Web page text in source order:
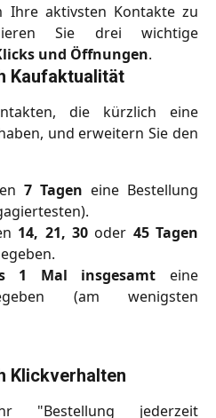
Ihre aktivsten Kontakte zu
Sie drei wichtige
und Öffnungen.
Kaufaktualität
die kürzlich eine
und erweitern Sie den
7 Tagen eine Bestellung
14, 21, 30 oder 45 Tagen
1 Mal insgesamt eine
(am wenigsten
Klickverhalten
"Bestellung jederzeit